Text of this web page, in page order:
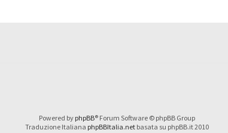
Powered by phpBB® Forum Software © phpBB Group
Traduzione Italiana phpBBItalia.netbasata su phpBB.it 2010